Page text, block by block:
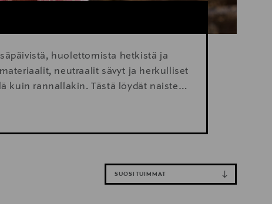
huolettomista hetkistä ja
neutraalit sävyt ja herkulliset
kuin rannallakin. Tästä löydät naisten
ja ikimuistoisiin iltoihin.
SUOSITUIMMAT